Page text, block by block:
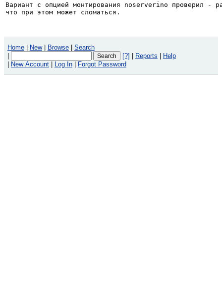
Вариант с опцией монтирования noserverino проверил -
что при этом может сломаться.
Home New Browse
Search
[?] Reports
Help
New Account Log In Forgot Password